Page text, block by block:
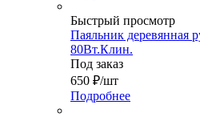
Быстрый просмотр
Паяльник деревянная
80Вт.Клин.
Под заказ
650 ₽/шт
Подробнее